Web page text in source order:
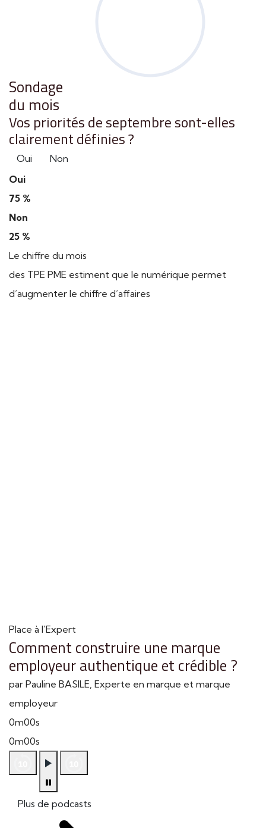
Sondage
du mois
Vos priorités de septembre sont-elles
clairement définies ?
Oui
Non
Oui
75 %
Non
25 %
Le chiffre du mois
des TPE PME estiment que le numérique permet
d’augmenter le chiffre d’affaires
Place à l'Expert
Comment construire une marque
employeur authentique et crédible ?
par Pauline BASILE, Experte en marque et marque
employeur
0m00s
0m00s
Plus de podcasts